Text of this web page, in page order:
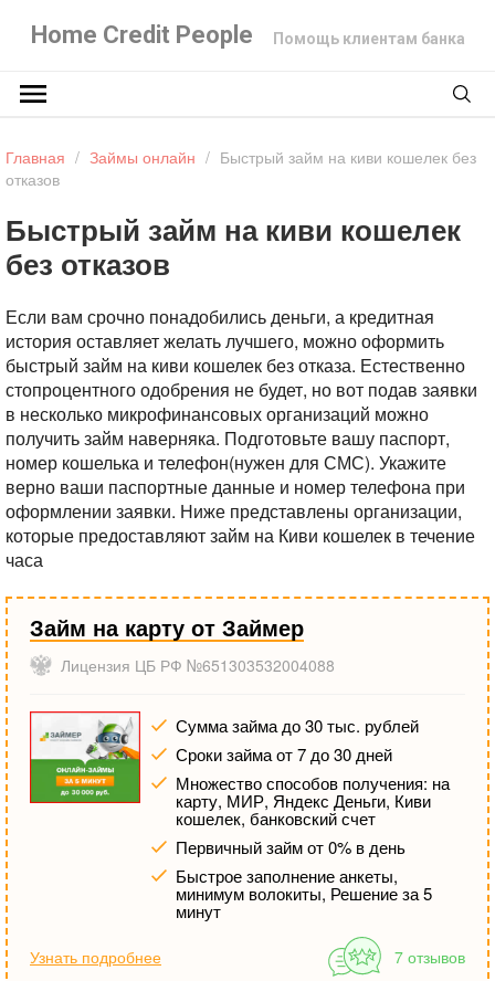
Home Credit People Помощь клиентам банка
Главная / Займы онлайн / Быстрый займ на киви кошелек без
отказов
Быстрый займ на киви кошелек
без отказов
Если вам срочно понадобились деньги, а кредитная
история оставляет желать лучшего, можно оформить
быстрый займ на киви кошелек без отказа. Естественно
стопроцентного одобрения не будет, но вот подав заявки
в несколько микрофинансовых организаций можно
получить займ наверняка. Подготовьте вашу паспорт,
номер кошелька и телефон(нужен для СМС). Укажите
верно ваши паспортные данные и номер телефона при
оформлении заявки. Ниже представлены организации,
которые предоставляют займ на Киви кошелек в течение
часа
Займ на карту от Займер
Лицензия ЦБ РФ №651303532004088
Сумма займа до 30 тыс. рублей
Сроки займа от 7 до 30 дней
Множество способов получения: на
карту, МИР, Яндекс Деньги, Киви
кошелек, банковский счет
Первичный займ от 0% в день
Быстрое заполнение анкеты,
минимум волокиты, Решение за 5
минут
Узнать подробнее 7 отзывов